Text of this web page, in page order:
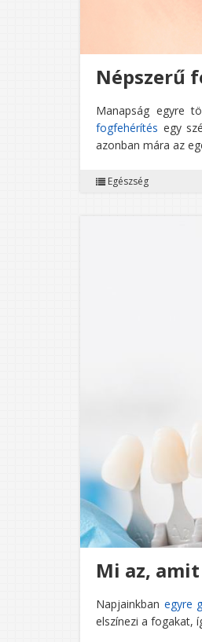
Népszerű
Manapság egyre
fogfehérítés egy
azonban mára az
Egészség
Mi az,
Napjainkban egyre
elszínezi a fogakat,